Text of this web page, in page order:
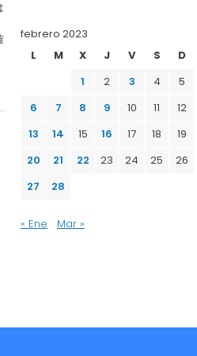
febrero 2023
L
M X J V S
D
1
2 3 4
5
6
7 8 9 10 11
12
13
14 15 16 17 18
19
20
21 22 23 24 25
26
27
28
« Ene Mar »